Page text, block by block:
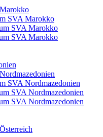
SVA Marokko
SVA Marokko
SVA Marokko
SVA Nordmazedonien
SVA Nordmazedonien
SVA Nordmazedonien